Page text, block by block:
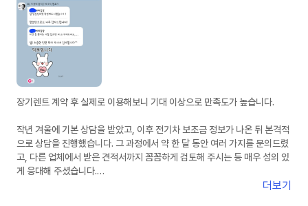
장기렌트 계약 후 실제로 이용해보니 기대 이상으로 만족도가 높습니다.
작년 겨울에 기본 상담을 받았고, 이후 전기차 보조금 정보가 나온 뒤 본격적
으로 상담을 진행했습니다. 그 과정에서 약 한 달 동안 여러 가지를 문의드렸
고, 다른 업체에서 받은 견적서까지 꼼꼼하게 검토해 주시는 등 매우 성의 있
게 응대해 주셨습니다.
더보기